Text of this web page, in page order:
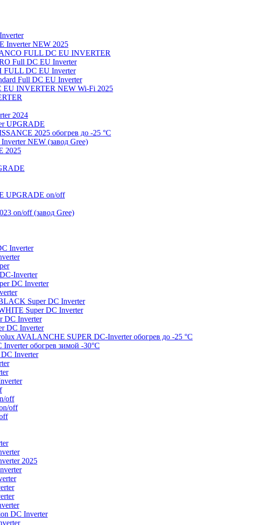
Inverter NEW 2025
FULL DC EU INVERTER
Full DC EU Inverter
FULL DC EU Inverter
Full DC EU Inverter
EU INVERTER NEW Wi-Fi 2025
2024
UPGRADE
2025 обогрев до -25 °С
NEW (завод Gree)
2025
UPGRADE on/off
on/off (завод Gree)
Inverter
Inverter
DC Іnverter
Super DC Inverter
Super DC Inverter
DC Inverter
DC Inverter
AVALANCHE SUPER DC-Inverter обогрев до -25 °С
обогрев зимой -30°С
Inverter
off
off
2025
DC Inverter